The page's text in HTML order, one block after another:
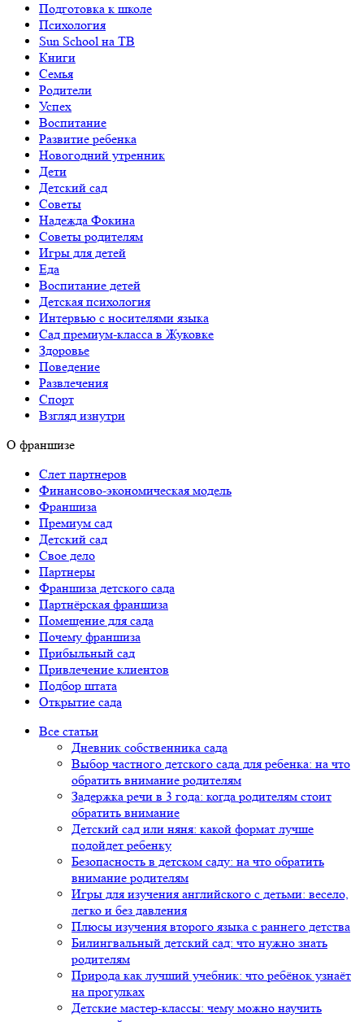
Подготовка к школе
Психология
Sun School на ТВ
Книги
Семья
Родители
Успех
Воспитание
Развитие ребенка
Новогодний утренник
Дети
Детский сад
Советы
Надежда Фокина
Советы родителям
Игры для детей
Еда
Воспитание детей
Детская психология
Интервью с носителями языка
Сад премиум-класса в Жуковке
Здоровье
Поведение
Развлечения
Спорт
Взгляд изнутри
О франшизе
Слет партнеров
Финансово-экономическая модель
Франшиза
Премиум сад
Детский сад
Свое дело
Партнеры
Франшиза детского сада
Партнёрская франшиза
Помещение для сада
Почему франшиза
Прибыльный сад
Привлечение клиентов
Подбор штата
Открытие сада
Все статьи
Дневник собственника сада
Выбор частного детского сада для ребенка: на что
обратить внимание родителям
Задержка речи в 3 года: когда родителям стоит
обратить внимание
Детский сад или няня: какой формат лучше
подойдет ребенку
Безопасность в детском саду: на что обратить
внимание родителям
Игры для изучения английского с детьми: весело,
легко и без давления
Плюсы изучения второго языка с раннего детства
Билингвальный детский сад: что нужно знать
родителям
Природа как лучший учебник: что ребёнок узнаёт
на прогулках
Детские мастер-классы: чему можно научить